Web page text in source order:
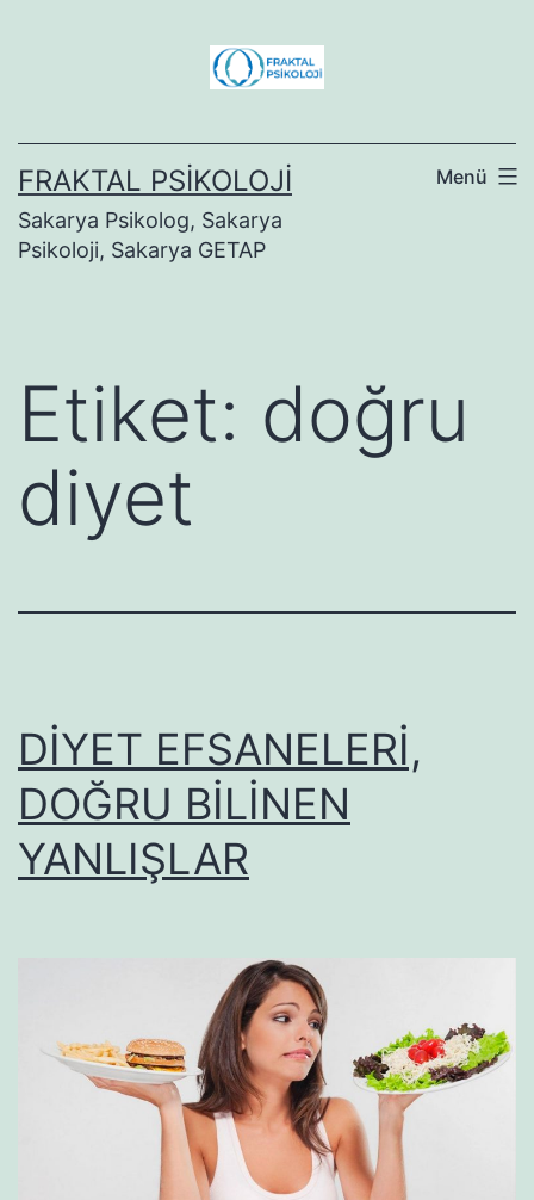
FRAKTAL PSIKOLOJI
Sakarya Psikolog, Sakarya
Psikoloji, Sakarya GETAP
Menü
Etiket: doğru
diyet
DİYET EFSANELERİ,
DOĞRU BİLİNEN
YANLIŞLAR